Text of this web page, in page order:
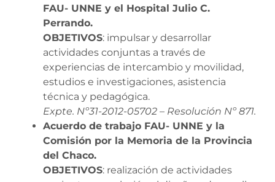
FAU- UNNE y el Hospital Julio C.
Perrando.
OBJETIVOS: impulsar y desarrollar
actividades conjuntas a través de
experiencias de intercambio y movilidad,
estudios e investigaciones, asistencia
técnica y pedagógica.
Expte. Nº31-2012-05702 – Resolución Nº 871.
Acuerdo de trabajo FAU- UNNE y la
Comisión por la Memoria de la Provincia
del Chaco.
OBJETIVOS: realización de actividades